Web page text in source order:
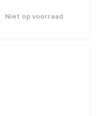
Niet op voorraad